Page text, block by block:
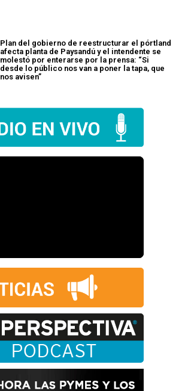
Plan del gobierno de reestructurar el pórtland
afecta planta de Paysandú y el intendente se
molestó por enterarse por la prensa: “Si
desde lo público nos van a poner la tapa, que
nos avisen”